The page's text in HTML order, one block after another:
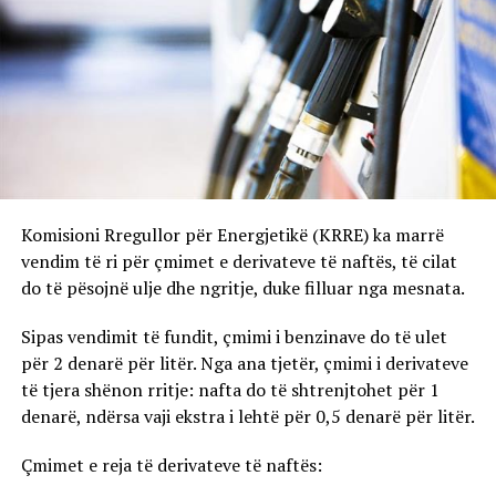
Komisioni Rregullor për Energjetikë (KRRE) ka marrë
vendim të ri për çmimet e derivateve të naftës, të cilat
do të pësojnë ulje dhe ngritje, duke filluar nga mesnata.
Sipas vendimit të fundit, çmimi i benzinave do të ulet
për 2 denarë për litër. Nga ana tjetër, çmimi i derivateve
të tjera shënon rritje: nafta do të shtrenjtohet për 1
denarë, ndërsa vaji ekstra i lehtë për 0,5 denarë për litër.
Çmimet e reja të derivateve të naftës: